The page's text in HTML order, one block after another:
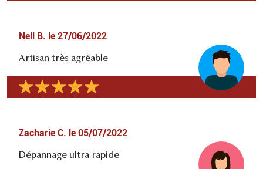
Nell B. le 27/06/2022
Artisan très agréable
Zacharie C. le 05/07/2022
Dépannage ultra rapide